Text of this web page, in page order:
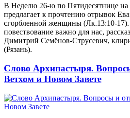
В Неделю 26-ю по Пятидесятнице на
предлагает к прочтению отрывок
сгорбленной женщины (Лк.13:10-
повествование важно для нас,
Димитрий Семёнов-Струсевич,
(Рязань).
Слово Архипастыря.
Ветхом и Новом Завете